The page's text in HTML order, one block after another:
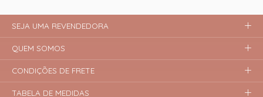
SEJA UMA REVENDEDORA
QUEM SOMOS
CONDIÇÕES DE FRETE
TABELA DE MEDIDAS